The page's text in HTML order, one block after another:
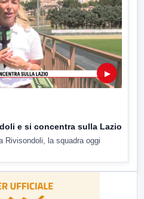
▶
e si concentra sulla Lazio
Rivisondoli, la squadra oggi